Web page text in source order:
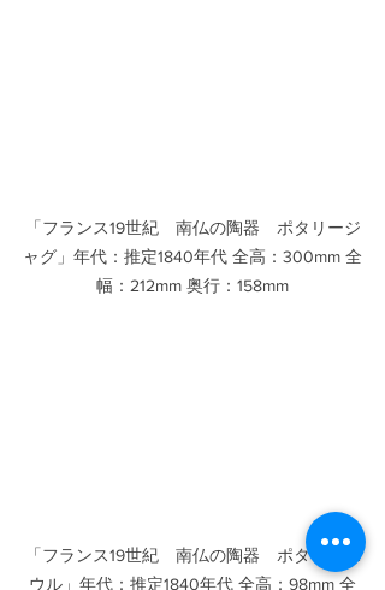
「フランス19世紀　南仏の陶器　ポタリージ
ャグ」年代：推定1840年代 全高：300mm 全
幅：212mm 奥行：158mm
「フランス19世紀　南仏の陶器　ポタリーボ
ウル」年代：推定1840年代 全高：98mm 全